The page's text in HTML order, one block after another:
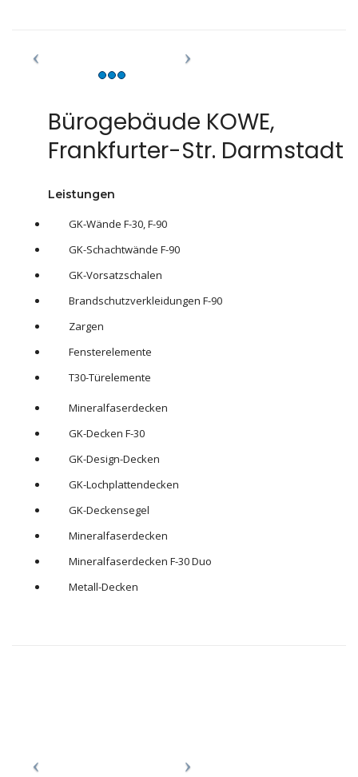
Bürogebäude KOWE,
Frankfurter-Str. Darmstadt
Leistungen
GK-Wände F-30, F-90
GK-Schachtwände F-90
GK-Vorsatzschalen
Brandschutzverkleidungen F-90
Zargen
Fensterelemente
T30-Türelemente
Mineralfaserdecken
GK-Decken F-30
GK-Design-Decken
GK-Lochplattendecken
GK-Deckensegel
Mineralfaserdecken
Mineralfaserdecken F-30 Duo
Metall-Decken